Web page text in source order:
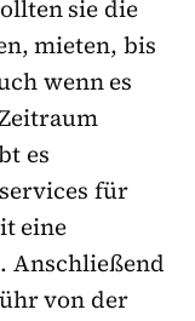
sie die
mieten, bis
wenn es
es
für
eine
Anschließend
von der